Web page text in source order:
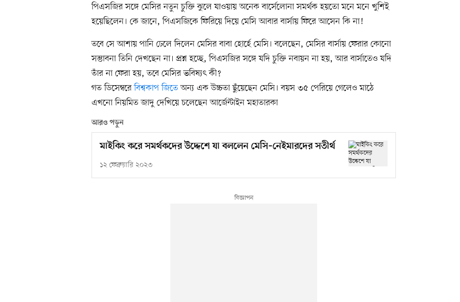
পিএসজির সঙ্গে মেসির নতুন চুক্তি ঝুলে যাওয়ায় অনেক বার্সেলোনা সমর্থক হয়তো মনে মনে খুশিই
হয়েছিলেন। কে জানে, পিএসজিকে ফিরিয়ে দিয়ে মেসি আবার বার্সায় ফিরে আসেন কি না!
তবে সে আশায় পানি ঢেলে দিলেন মেসির বাবা হোর্হে মেসি। বলেছেন, মেসির বার্সায় ফেরার কোনো
সম্ভাবনা তিনি দেখছেন না। প্রশ্ন হচ্ছে, পিএসজির সঙ্গে যদি চুক্তি নবায়ন না হয়, আর বার্সাতেও যদি
তাঁর না ফেরা হয়, তবে মেসির ভবিষ্যৎ কী?
গত ডিসেম্বরেবিশ্বকাপ জিতেঅন্য এক উচ্চতা ছুঁয়েছেন মেসি। বয়স ৩৫ পেরিয়ে গেলেও মাঠে
এখনো নিয়মিত জাদু দেখিয়ে চলেছেন আর্জেন্টাইন মহাতারকা
আরও পড়ুন
মাইকিং করে সমর্থকদের উদ্দেশে যা বললেন মেসি–নেইমারদের সতীর্থ
১২ ফেব্রুয়ারি ২০২৩